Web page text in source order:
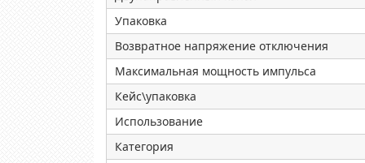
Упаковка
Возвратное напряжение отключения
Максимальная мощность импульса
Кейс\упаковка
Использование
Категория